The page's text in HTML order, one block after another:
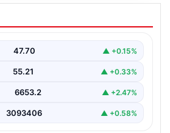
bir dev geçti.
geçebilmek için
47.70 ▲ +0.15%
55.21 ▲ +0.33%
6653.2 ▲ +2.47%
3093406 ▲ +0.58%